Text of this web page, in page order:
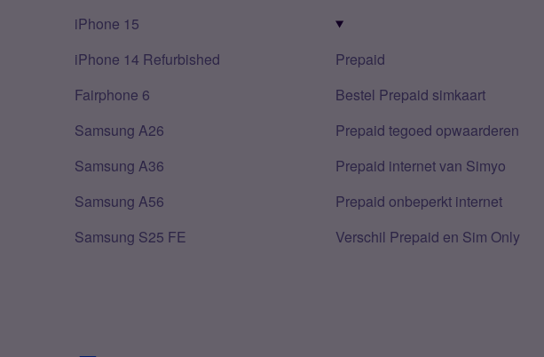
iPhone 15
iPhone 14 Refurbished
Fairphone 6
Samsung A26
Samsung A36
Samsung A56
Samsung S25 FE
Prepaid
Bestel Prepaid simkaart
Prepaid tegoed opwaarderen
Prepaid internet van Simyo
Prepaid onbeperkt internet
Verschil Prepaid en Sim Only